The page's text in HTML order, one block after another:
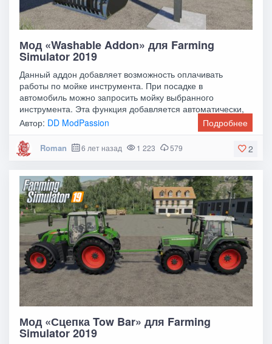
Мод «Washable Addon» для Farming
Simulator 2019
Данный аддон добавляет возможность оплачивать
работы по мойке инструмента. При посадке в
автомобиль можно запросить мойку выбранного
инструмента. Эта функция добавляется автоматически,
установка не
Автор: DD ModPassion Подробнее
2
Roman 6 лет назад 1 223 579
Мод «Сцепка Tow Bar» для Farming
Simulator 2019